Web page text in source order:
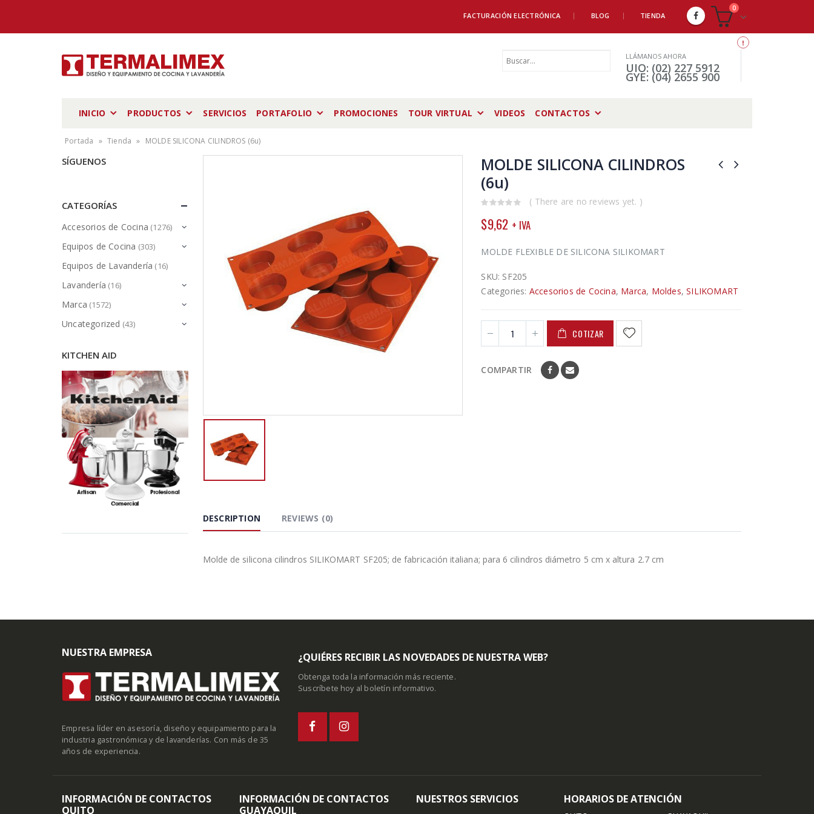
FACTURACIÓN ELECTRÓNICA BLOG TIENDA
0
LLÁMANOS AHORA
UIO: (02) 227 5912
GYE: (04) 2655 900
INICIO PRODUCTOS SERVICIOS PORTAFOLIO PROMOCIONES TOUR VIRTUAL VIDEOS CONTACTOS
Portada » Tienda » MOLDE SILICONA CILINDROS (6u)
MOLDE SILICONA CILINDROS
(6u)
out
of
( There are no reviews yet. )
$9,62 + IVA
MOLDE FLEXIBLE DE SILICONA SILIKOMART
SKU: SF205
Categories: Accesorios de Cocina, Marca, Moldes,SILIKOMART
COTIZAR
COMPARTIR
DESCRIPTION REVIEWS (0)
Molde de silicona cilindros SILIKOMART SF205; de fabricación italiana; para 6 cilindros diámetro 5 cm x altura 2.7 cm
SÍGUENOS
CATEGORÍAS
Accesorios de Cocina (1276)
Equipos de Cocina (303)
Equipos de Lavandería (16)
Lavandería (16)
Marca (1572)
Uncategorized (43)
KITCHEN AID
NUESTRA EMPRESA
Empresa líder en asesoría, diseño y equipamiento para la
industria gastronómica y de lavanderías. Con más de 35
años de experiencia.
¿QUIÉRES RECIBIR LAS NOVEDADES DE NUESTRA WEB?
Obtenga toda la información más reciente.
Suscríbete hoy al boletín informativo.
INFORMACIÓN DE CONTACTOS
QUITO
INFORMACIÓN DE CONTACTOS
GUAYAQUIL
NUESTROS SERVICIOS HORARIOS DE ATENCIÓN